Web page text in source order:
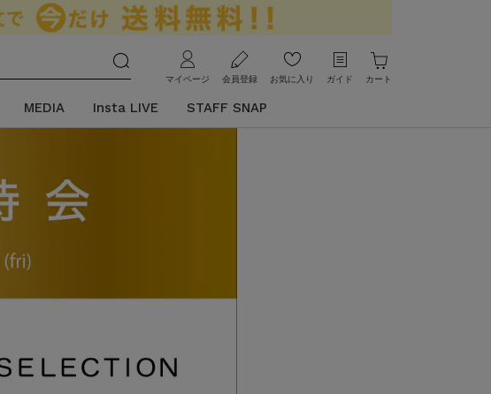
マイページ 会員登録 お気に入り ガイド カート
MEDIA Insta LIVE STAFF SNAP